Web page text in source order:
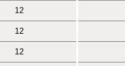
12
12
12